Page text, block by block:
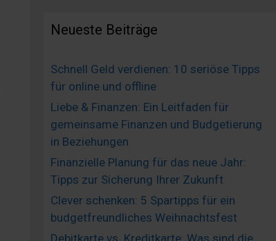
Neueste Beiträge
Schnell Geld verdienen: 10 seriöse Tipps
für online und offline
Liebe & Finanzen: Ein Leitfaden für
gemeinsame Finanzen und Budgetierung
in Beziehungen
Finanzielle Planung für das neue Jahr:
Tipps zur Sicherung Ihrer Zukunft
Clever schenken: 5 Spartipps für ein
budgetfreundliches Weihnachtsfest